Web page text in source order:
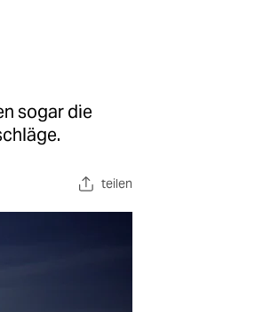
sogar die
teilen